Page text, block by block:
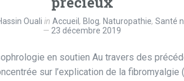
Ouali in Accueil , Blog, Naturopathie, Santé
23 décembre 2019
en soutien Au travers des
sur l’explication de la fibromyalgie